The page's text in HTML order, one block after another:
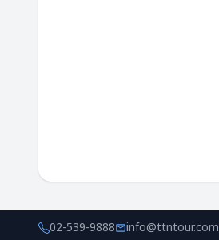
02-539-9888 info@ttntour.com